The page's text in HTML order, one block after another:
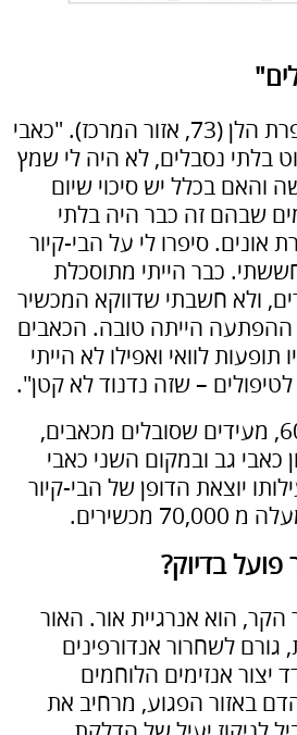
"מה לא ניסיתי", מספרת הלן (73, אזור המרכז). "כאבי
בלתי נסבלים, לא היה לי שמץ
והאם בכלל יש סיכוי שיום
שבהם זה כבר היה בלתי
אונים. סיפרו לי על הבי-קיור
כבר הייתי מתוסכלת
ולא חשבתי שדווקא המכשיר
ההפתעה הייתה טובה. הכאבים
לוואי ואפילו לא הייתי
– שזה נדנוד לא קטן".
כ 80% מבני ה-60-80, מעידים שסובלים מכאבים,
גב ובמקום השני כאבי
יוצאת הדופן של הבי-קיור
מכשירים.
פועל בדיוק?
הקר, הוא אנרגיית אור. האור
לשחרור אנדורפינים
אנזימים הלוחמים
באזור הפגוע, מרחיב את